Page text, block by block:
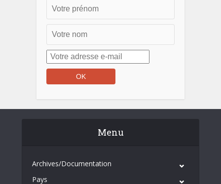
Menu
Archives/Documentation
Pays